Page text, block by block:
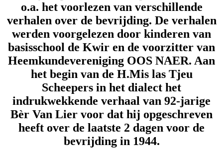
o.a. het voorlezen van verschillende
verhalen over de bevrijding. De verhalen
werden voorgelezen door kinderen van
basisschool de Kwir en de voorzitter van
Heemkundevereniging OOS NAER. Aan
het begin van de H.Mis las Tjeu
Scheepers in het dialect het
indrukwekkende verhaal van 92-jarige
Bèr Van Lier voor dat hij opgeschreven
heeft over de laatste 2 dagen voor de
bevrijding in 1944.